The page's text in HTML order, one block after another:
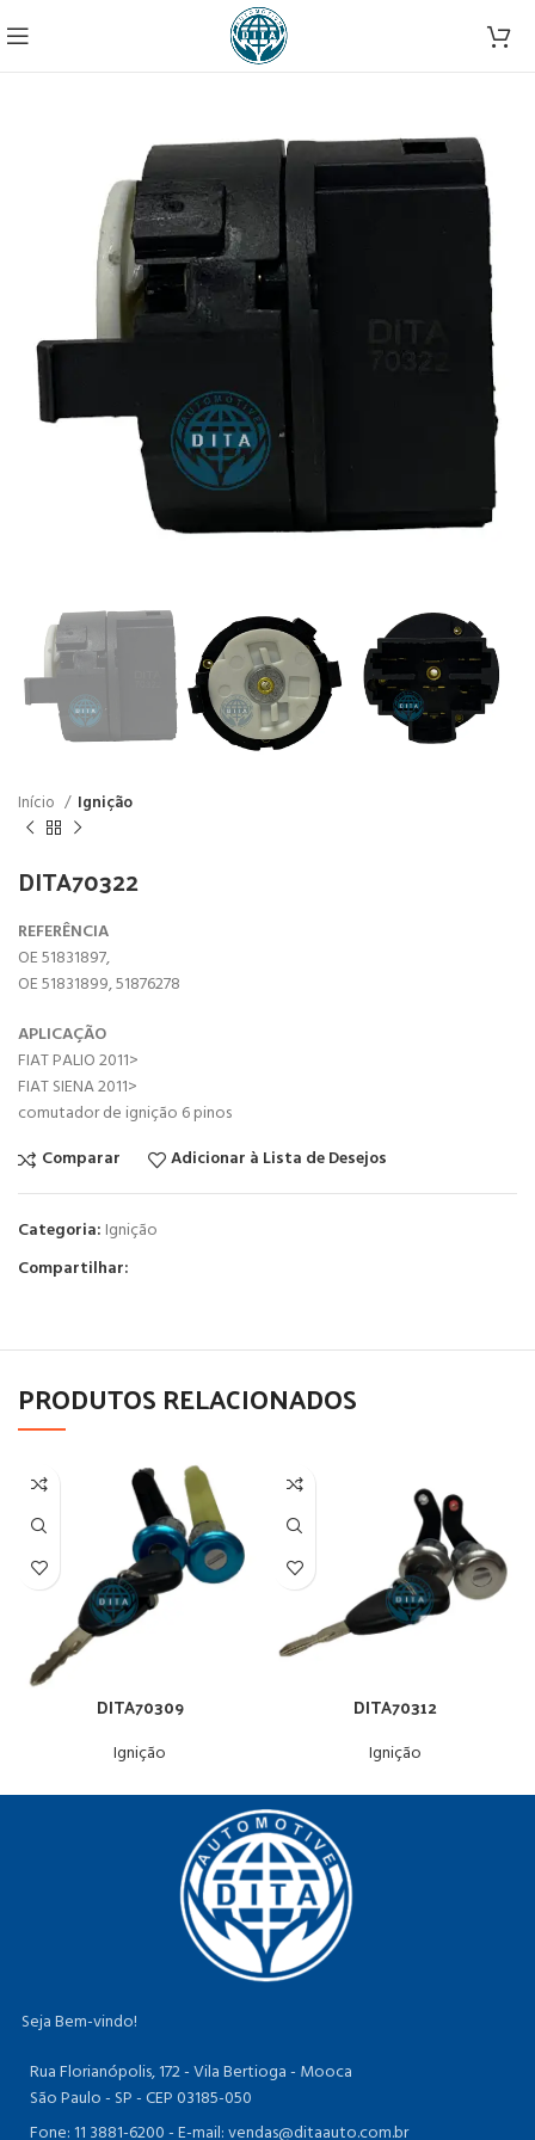
Início Ignição
DITA70322
REFERÊNCIA
OE 51831897,
OE 51831899, 51876278
APLICAÇÃO
FIAT PALIO 2011>
FIAT SIENA 2011>
comutador de ignição 6 pinos
Comparar
Adicionar à Lista de Desejos
Categoria: Ignição
Compartilhar:
PRODUTOS RELACIONADOS
DITA70309
Ignição
DITA70312
Ignição
Seja Bem-vindo!
Rua Florianópolis, 172 - Vila Bertioga - Mooca
São Paulo - SP - CEP 03185-050
Fone: 11 3881-6200 -E-mail: vendas@ditaauto.com.br